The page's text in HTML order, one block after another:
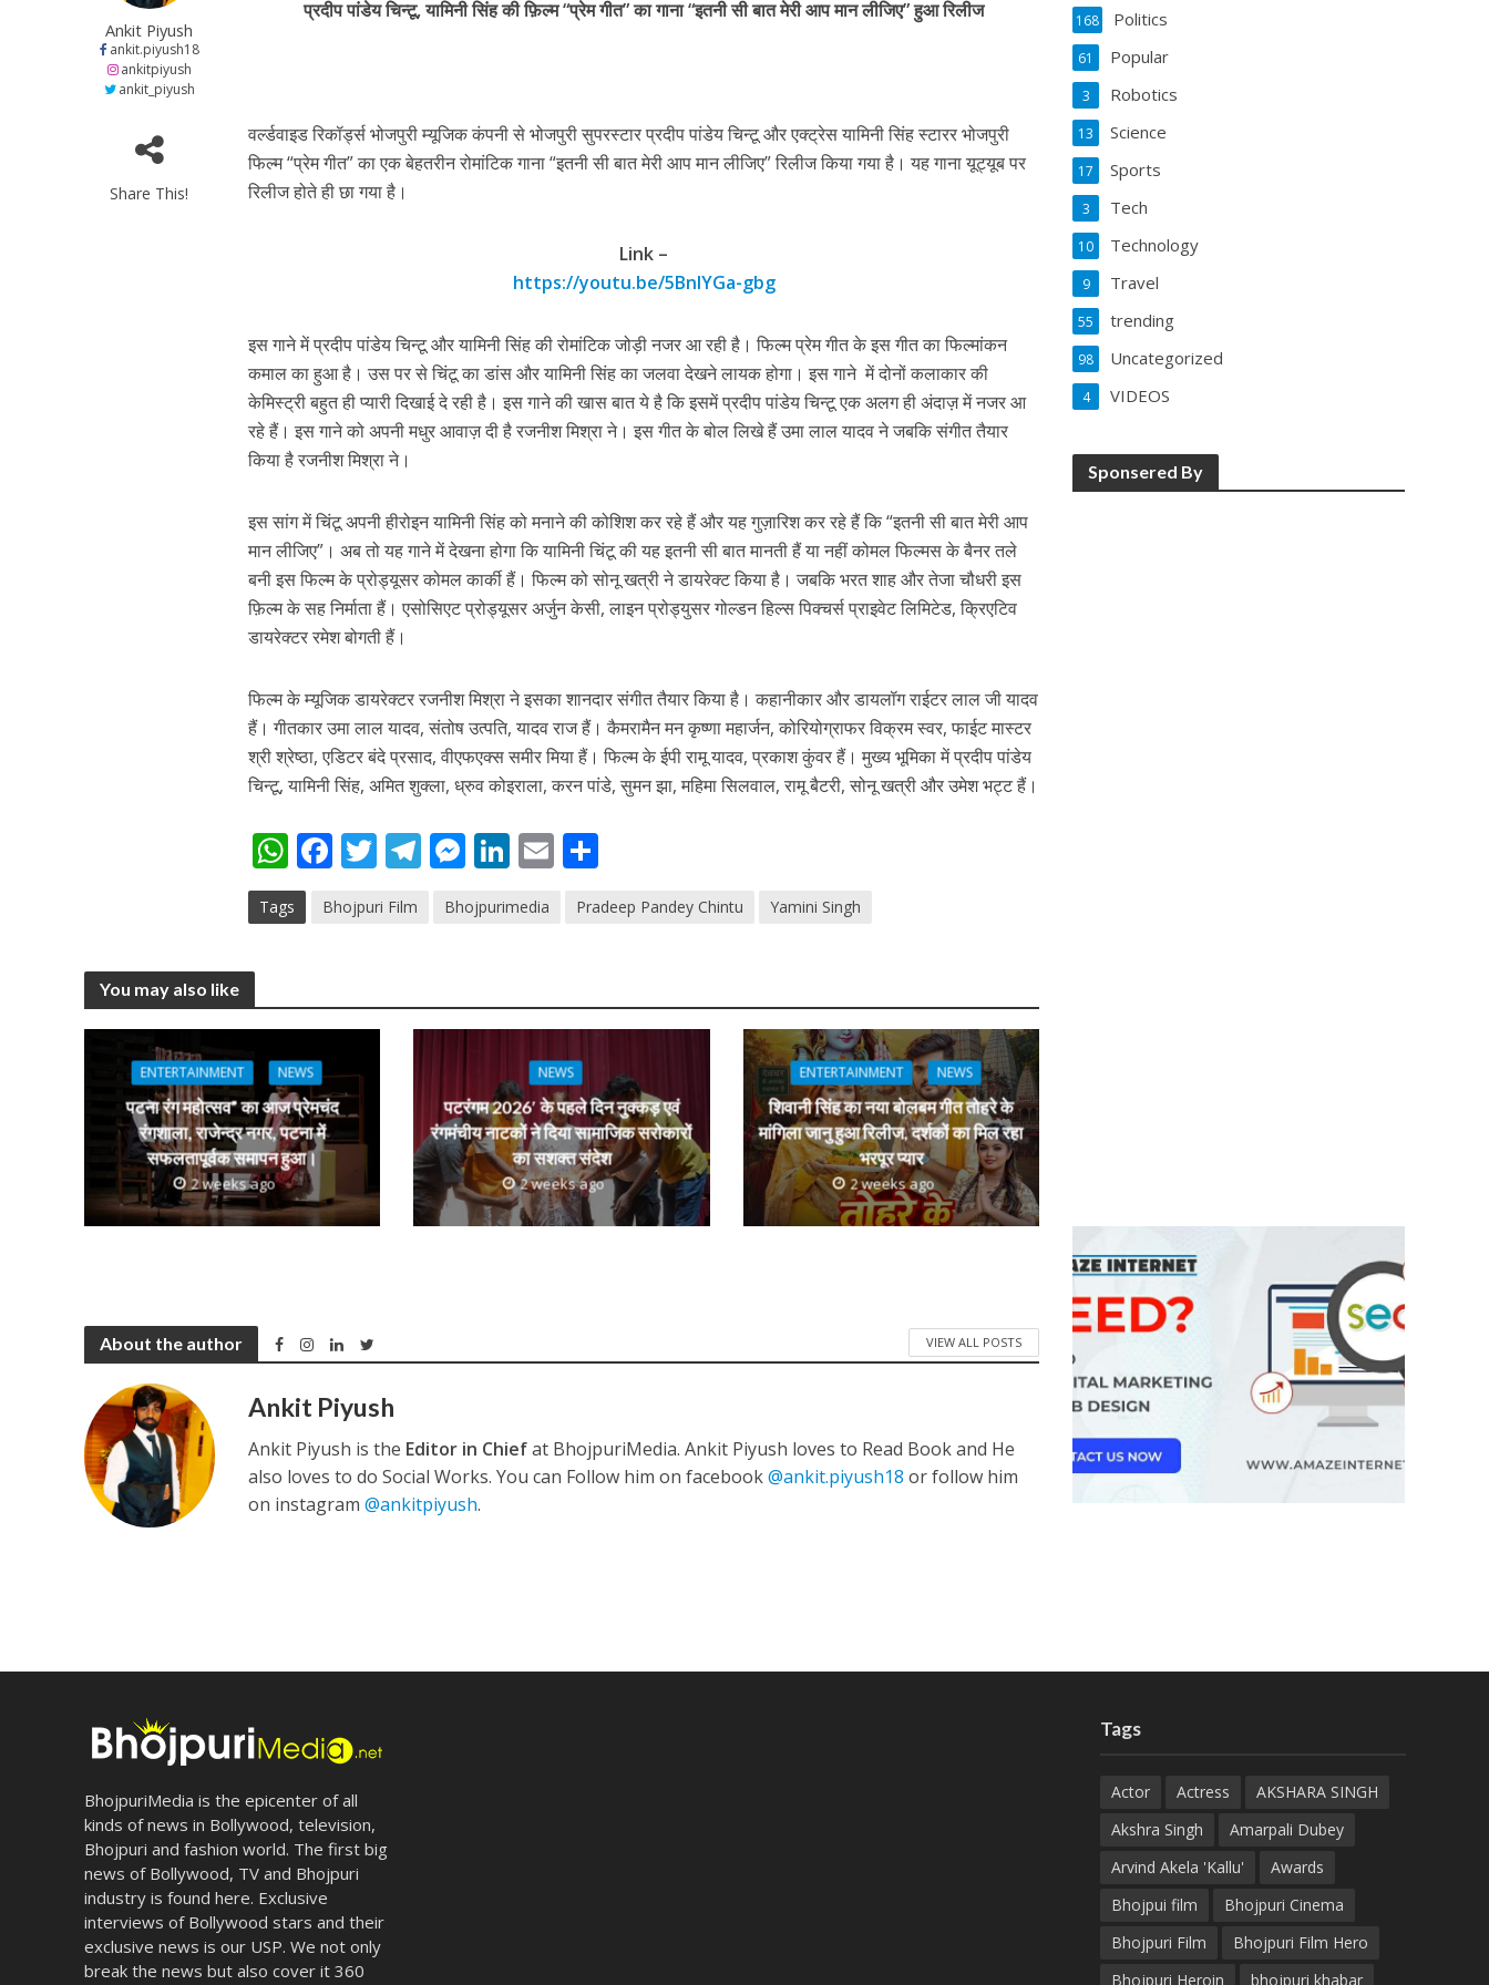
‘शेल्टर होम’ के एक सीन ने तोड़ दिया दिव्या त्यागी का सब्र, कैमरा बंद होने के बाद भी नहीं थमे आंसू
अरविंद अकेला कल्लू के नए अंदाज़ ने मचाई धूम, ‘राउंड राउंड’ को मिल रहा दर्शकों का भरपूर प्यार
Ankit Piyush
ankit.piyush18
ankitpiyush
ankit_piyush
Share This!
at
p
p
e
o
k
itt e
m
ss
g
er
k
n
ai ar
प्रदीप पांडेय चिन्टू, यामिनी सिंह की फ़िल्म “प्रेम गीत” का गाना “इतनी सी बात मेरी आप मान लीजिए” हुआ रिलीज
वर्ल्डवाइड रिकॉर्ड्स भोजपुरी म्यूजिक कंपनी से भोजपुरी सुपरस्टार प्रदीप पांडेय चिन्टू और एक्ट्रेस यामिनी सिंह स्टारर भोजपुरी
फिल्म “प्रेम गीत” का एक बेहतरीन रोमांटिक गाना “इतनी सी बात मेरी आप मान लीजिए” रिलीज किया गया है। यह गाना यूट्यूब पर
रिलीज होते ही छा गया है।
Link –
https://youtu.be/5BnIYGa-gbg
इस गाने में प्रदीप पांडेय चिन्टू और यामिनी सिंह की रोमांटिक जोड़ी नजर आ रही है। फिल्म प्रेम गीत के इस गीत का फिल्मांकन
कमाल का हुआ है। उस पर से चिंटू का डांस और यामिनी सिंह का जलवा देखने लायक होगा। इस गाने में दोनों कलाकार की
केमिस्ट्री बहुत ही प्यारी दिखाई दे रही है। इस गाने की खास बात ये है कि इसमें प्रदीप पांडेय चिन्टू एक अलग ही अंदाज़ में नजर आ
रहे हैं। इस गाने को अपनी मधुर आवाज़ दी है रजनीश मिश्रा ने। इस गीत के बोल लिखे हैं उमा लाल यादव ने जबकि संगीत तैयार
किया है रजनीश मिश्रा ने।
इस सांग में चिंटू अपनी हीरोइन यामिनी सिंह को मनाने की कोशिश कर रहे हैं और यह गुज़ारिश कर रहे हैं कि “इतनी सी बात मेरी आप
मान लीजिए”। अब तो यह गाने में देखना होगा कि यामिनी चिंटू की यह इतनी सी बात मानती हैं या नहीं कोमल फिल्मस के बैनर तले
बनी इस फिल्म के प्रोड्यूसर कोमल कार्की हैं। फिल्म को सोनू खत्री ने डायरेक्ट किया है। जबकि भरत शाह और तेजा चौधरी इस
फ़िल्म के सह निर्माता हैं। एसोसिएट प्रोड्यूसर अर्जुन केसी, लाइन प्रोड्युसर गोल्डन हिल्स पिक्चर्स प्राइवेट लिमिटेड, क्रिएटिव
डायरेक्टर रमेश बोगती हैं।
फिल्म के म्यूजिक डायरेक्टर रजनीश मिश्रा ने इसका शानदार संगीत तैयार किया है। कहानीकार और डायलॉग राईटर लाल जी यादव
हैं। गीतकार उमा लाल यादव, संतोष उत्पति, यादव राज हैं। कैमरामैन मन कृष्णा महार्जन, कोरियोग्राफर विक्रम स्वर, फाईट मास्टर
श्री श्रेष्ठा, एडिटर बंदे प्रसाद, वीएफएक्स समीर मिया हैं। फिल्म के ईपी रामू यादव, प्रकाश कुंवर हैं। मुख्य भूमिका में प्रदीप पांडेय
चिन्टू, यामिनी सिंह, अमित शुक्ला, ध्रुव कोइराला, करन पांडे, सुमन झा, महिमा सिलवाल, रामू बैटरी, सोनू खत्री और उमेश भट्ट हैं।
W
h
at
p
p
F
e
o
k
T
itt
T
m
M
ss
g
er
Li
k
n
E
ai ar
Tags Bhojpuri Film Bhojpurimedia Pradeep​ Pandey Chintu Yamini​​ Singh
You may also like
ENTERTAINMENT NEWS
पटना रंग महोत्सव” का आज प्रेमचंद
रंगशाला, राजेन्द्र नगर, पटना में
सफलतापूर्वक समापन हुआ।
2 weeks ago
NEWS
पटरंगम 2026′ के पहले दिन नुक्कड़ एवं
रंगमंचीय नाटकों ने दिया सामाजिक सरोकारों
का सशक्त संदेश
2 weeks ago
ENTERTAINMENT NEWS
शिवानी सिंह का नया बोलबम गीत तोहरे के
मांगिला जानु हुआ रिलीज, दर्शकों का मिल रहा
भरपूर प्यार
2 weeks ago
About the author VIEW ALL POSTS
Ankit Piyush
Ankit Piyush is the Editor in Chiefat BhojpuriMedia. Ankit Piyush loves to Read Book and He
also loves to do Social Works. You can Follow him on facebook@ankit.piyush18 or follow him
on instagram@ankitpiyush.
Politics
168
Popular
61
Robotics
3
Science
13
Sports
17
Tech
3
Technology
10
Travel
9
trending
55
Uncategorized
98
VIDEOS
4
Sponsered By
BhojpuriMedia is the epicenter of all
kinds of news in Bollywood, television,
Bhojpuri and fashion world. The first big
news of Bollywood, TV and Bhojpuri
industry is found here. Exclusive
interviews of Bollywood stars and their
exclusive news is our USP. We not only
break the news but also cover it 360
Tags
Actor Actress
AKSHARA SINGH
Akshra Singh
Amarpali Dubey
Arvind Akela 'Kallu'
Awards
Bhojpui film
Bhojpuri Cinema
Bhojpuri Film
Bhojpuri Film Hero
Bhojpuri Heroin
bhojpuri khabar